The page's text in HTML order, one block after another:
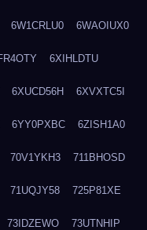
6W1CRLU0 6WAOIUX0
6XIHLDTU
6XUCD56H 6XVXTC5I
6YY0PXBC 6ZISH1A0
70V1YKH3 711BHOSD
71UQJY58 725P81XE
73IDZEWO 73UTNHIP